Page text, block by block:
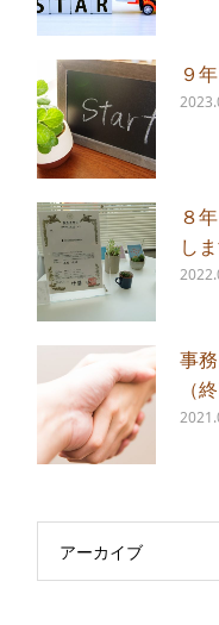
９
８
し
事
（
アーカイブ